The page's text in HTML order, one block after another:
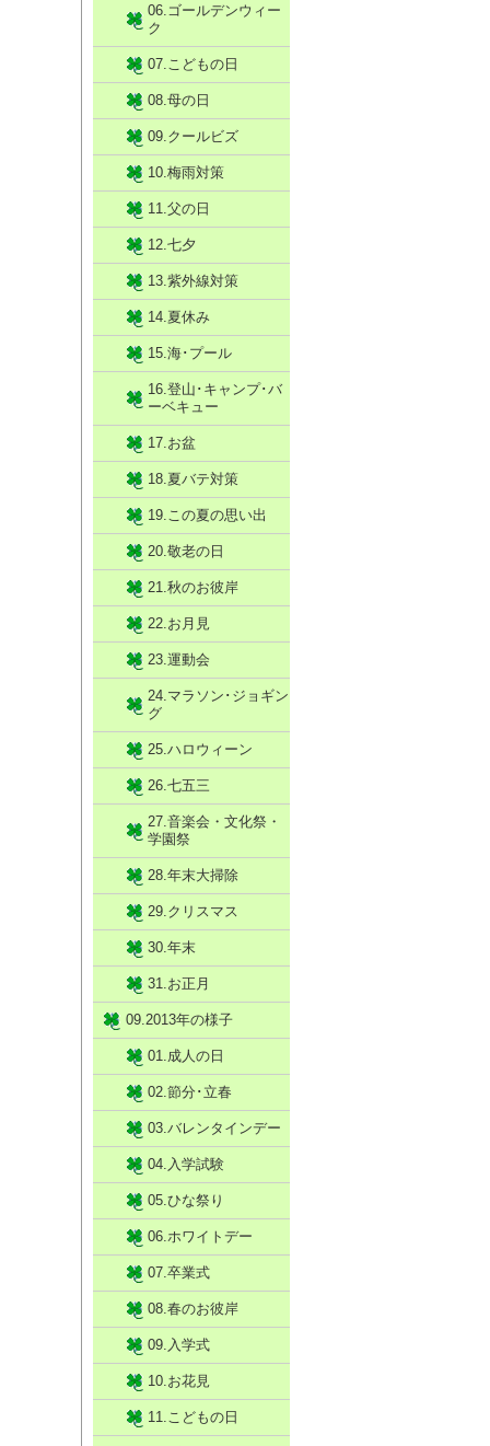
06.ゴールデンウィー
ク
07.こどもの日
08.母の日
09.クールビズ
10.梅雨対策
11.父の日
12.七夕
13.紫外線対策
14.夏休み
15.海･プール
16.登山･キャンプ･バ
ーベキュー
17.お盆
18.夏バテ対策
19.この夏の思い出
20.敬老の日
21.秋のお彼岸
22.お月見
23.運動会
24.マラソン･ジョギン
グ
25.ハロウィーン
26.七五三
27.音楽会・文化祭・
学園祭
28.年末大掃除
29.クリスマス
30.年末
31.お正月
09.2013年の様子
01.成人の日
02.節分･立春
03.バレンタインデー
04.入学試験
05.ひな祭り
06.ホワイトデー
07.卒業式
08.春のお彼岸
09.入学式
10.お花見
11.こどもの日